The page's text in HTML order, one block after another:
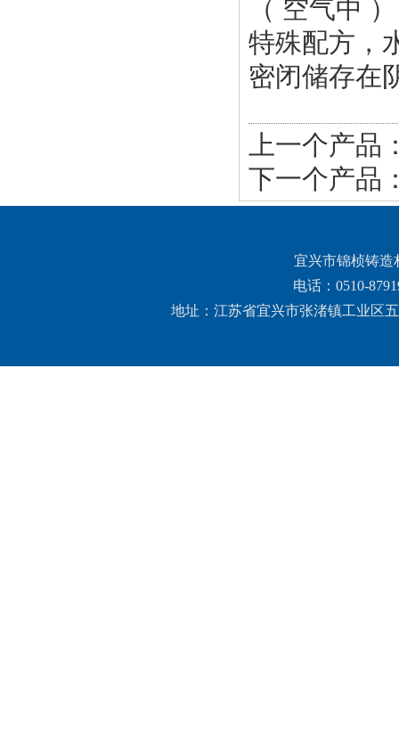
（ 空气中 ）
特殊配方，
密闭储存在
上一个产品
下一个产品
宜兴市锦桢铸
电话：0510-
地址：江苏省宜兴市张渚镇工业区